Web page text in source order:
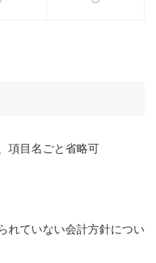
項目名ごと省略可
れていない会計方針につい